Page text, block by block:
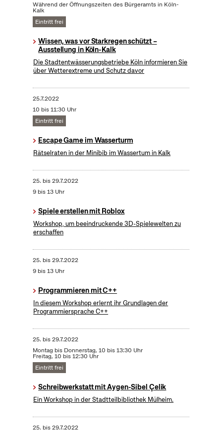
Während der Öffnungszeiten des Bürgeramts in Köln-
Kalk
Eintritt frei
Wissen, was vor Starkregen schützt –
Ausstellung in Köln-Kalk
Die Stadtentwässerungsbetriebe Köln informieren Sie
über Wetterextreme und Schutz davor
25.7.2022
10 bis 11:30 Uhr
Eintritt frei
Escape Game im Wasserturm
Rätselraten in der Minibib im Wassertum in Kalk
25. bis29.7.2022
9 bis 13 Uhr
Spiele erstellen mit Roblox
Workshop, um beeindruckende 3D-Spielewelten zu
erschaffen
25. bis29.7.2022
9 bis 13 Uhr
Programmieren mit C++
In diesem Workshop erlernt ihr Grundlagen der
Programmiersprache C++
25. bis29.7.2022
Montag bis Donnerstag, 10 bis 13:30 Uhr
Freitag, 10 bis 12:30 Uhr
Eintritt frei
Schreibwerkstatt mit Aygen-Sibel Çelik
Ein Workshop in der Stadtteilbibliothek Mülheim.
25. bis29.7.2022